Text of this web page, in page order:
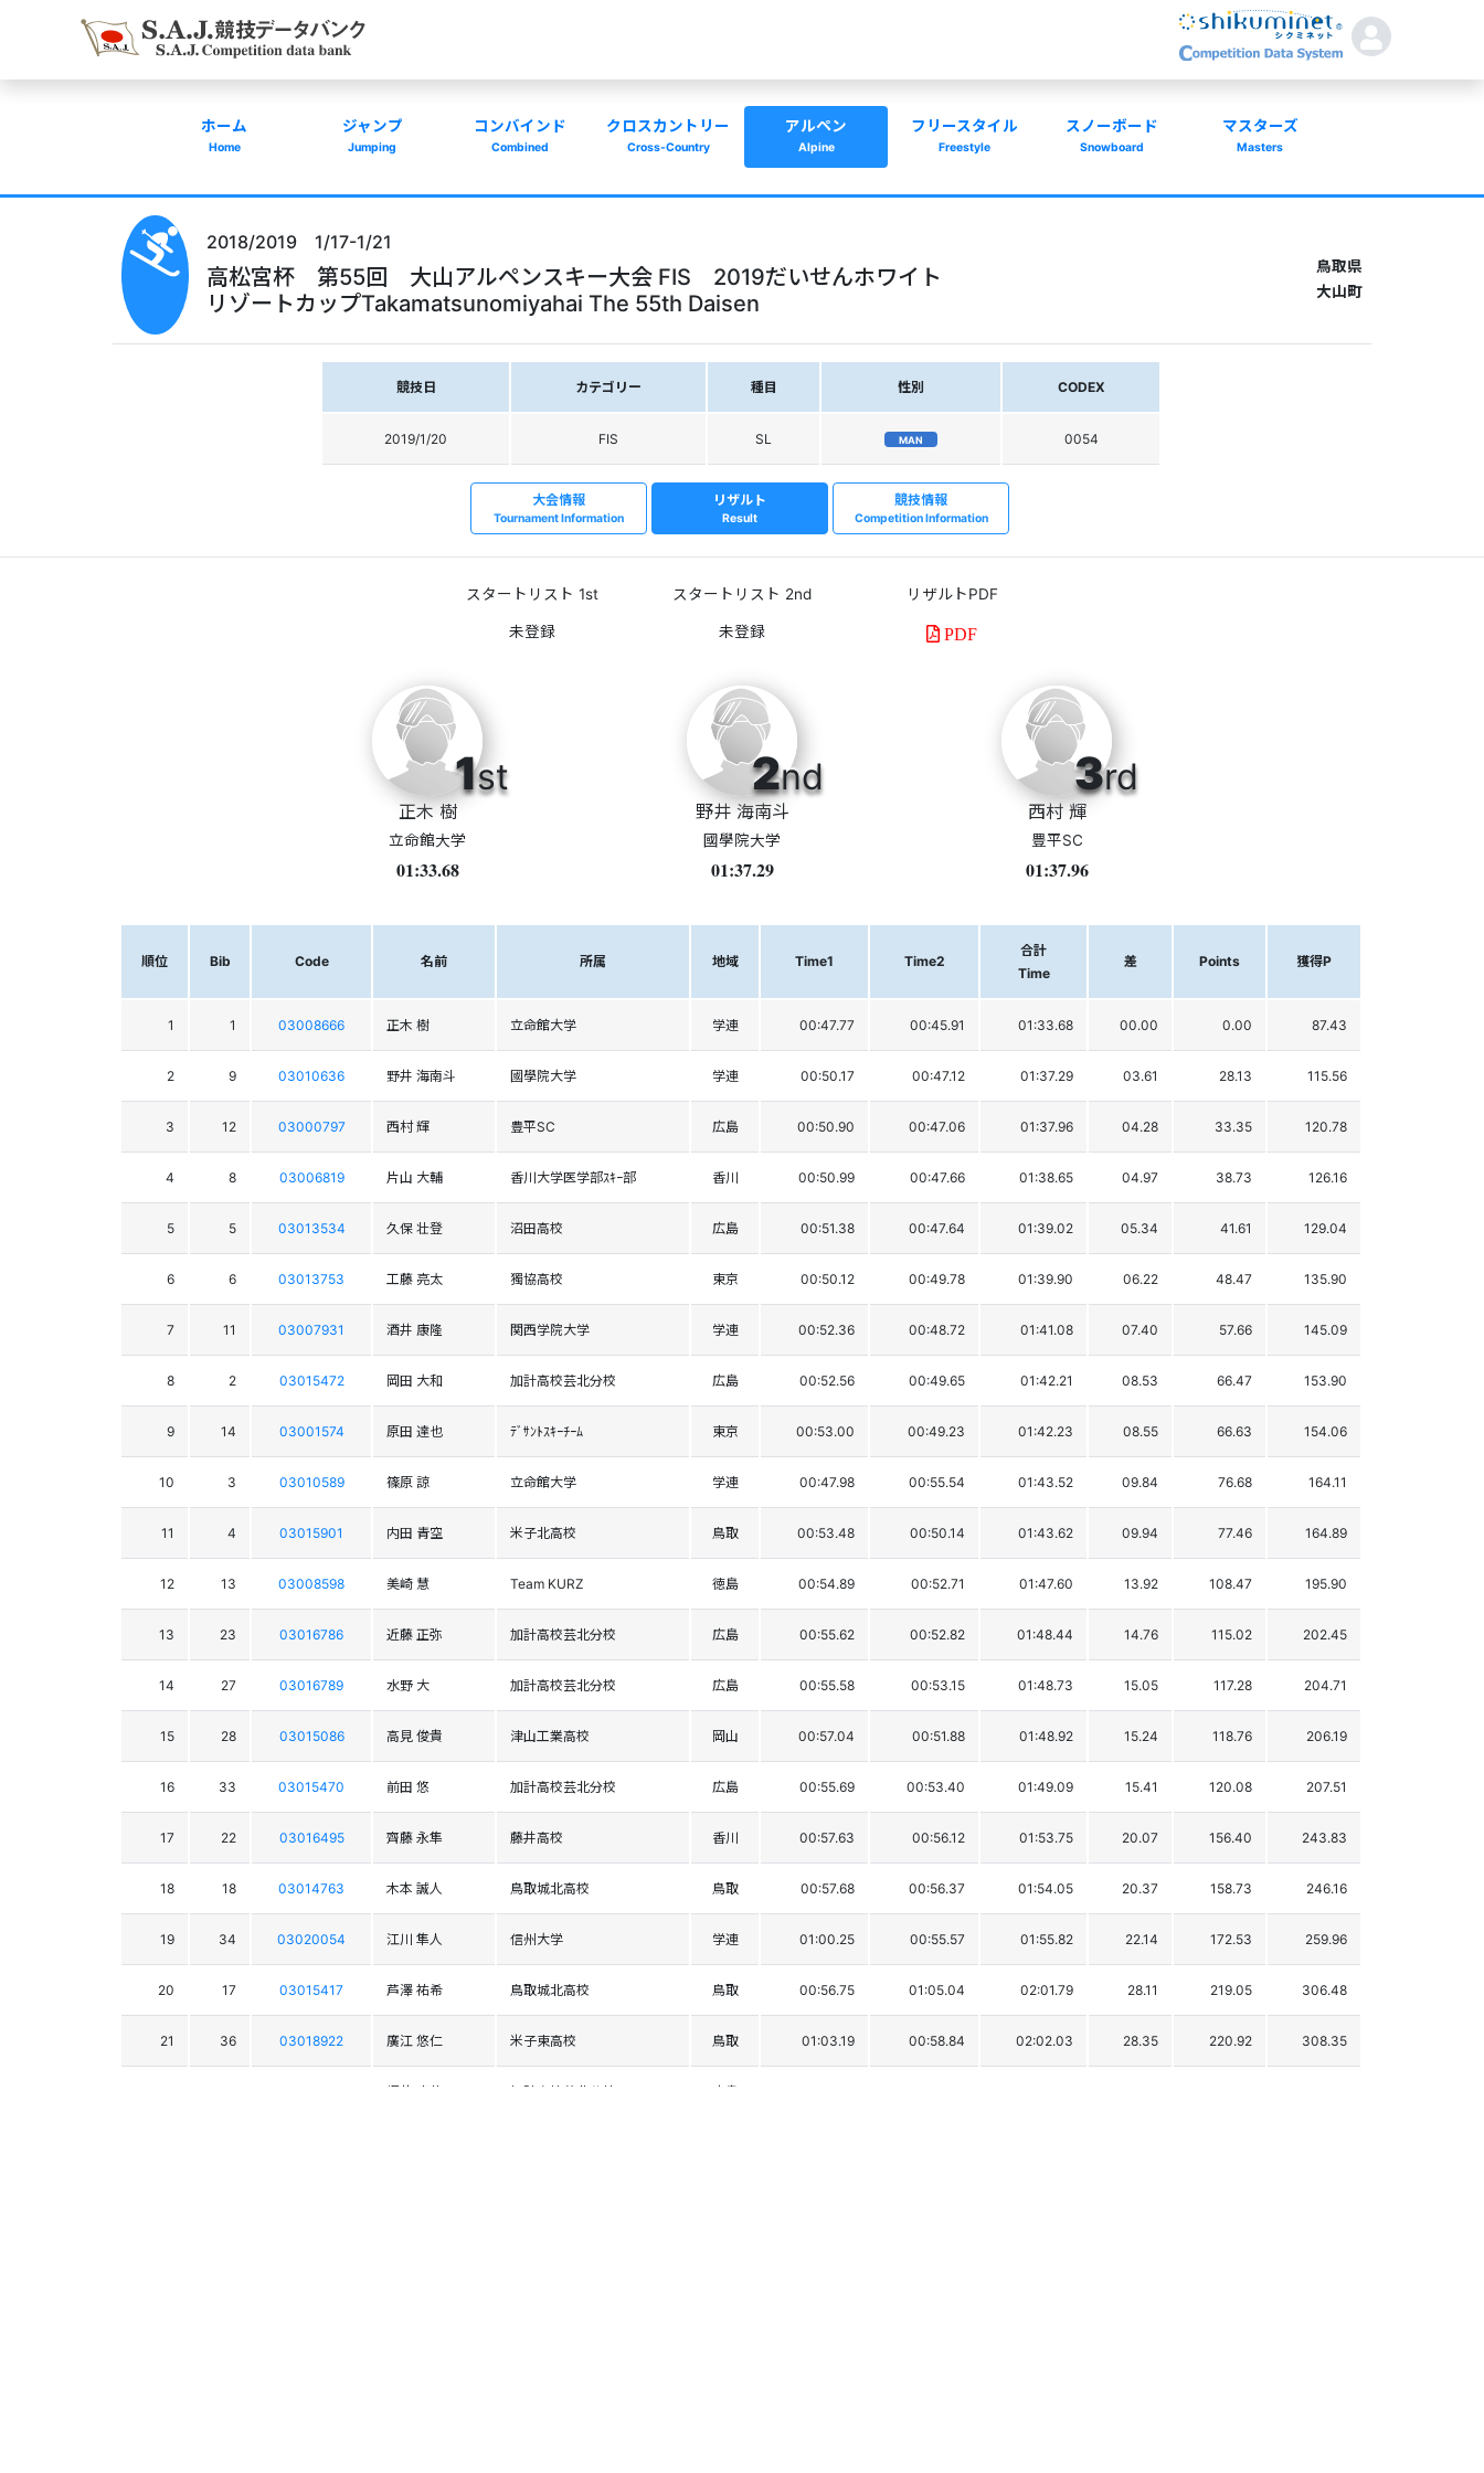
ホーム
Home
ジャンプ
Jumping
コンバインド
Combined
クロスカントリー
Cross-Country
アルペン
Alpine
フリースタイル
Freestyle
スノーボード
Snowboard
マスターズ
Masters
2018/2019 1/17-1/21
高松宮杯 第55回 大山アルペンスキー大会 FIS 2019だいせんホワイト
リゾートカップTakamatsunomiyahai The 55th Daisen
鳥取県
大山町
競技日 カテゴリー 種目 性別 CODEX
2019/1/20 FIS SL MAN 0054
大会情報
Tournament Information
リザルト
Result
競技情報
Competition Information
スタートリスト 1st スタートリスト 2nd リザルトPDF
PDF
1st
正木 樹
立命館大学
01:33.68
2nd
野井 海南斗
國學院大学
01:37.29
3rd
西村 輝
豊平SC
01:37.96
順位 Bib Code 名前 所属 地域 Time1 Time2
合計
Time
差 Points 獲得P
1 1 03008666 正木 樹 立命館大学 学連 00:47.77 00:45.91 01:33.68 00.00 0.00 87.43
2 9 03010636 野井 海南斗 國學院大学 学連 00:50.17 00:47.12 01:37.29 03.61 28.13 115.56
3 12 03000797 西村 輝 豊平SC 広島 00:50.90 00:47.06 01:37.96 04.28 33.35 120.78
4 8 03006819 片山 大輔 香川大学医学部ｽｷｰ部 香川 00:50.99 00:47.66 01:38.65 04.97 38.73 126.16
5 5 03013534 久保 壮登 沼田高校 広島 00:51.38 00:47.64 01:39.02 05.34 41.61 129.04
6 6 03013753 工藤 亮太 獨協高校 東京 00:50.12 00:49.78 01:39.90 06.22 48.47 135.90
7 11 03007931 酒井 康隆 関西学院大学 学連 00:52.36 00:48.72 01:41.08 07.40 57.66 145.09
8 2 03015472 岡田 大和 加計高校芸北分校 広島 00:52.56 00:49.65 01:42.21 08.53 66.47 153.90
9 14 03001574 原田 達也 ﾃﾞｻﾝﾄｽｷｰﾁｰﾑ 東京 00:53.00 00:49.23 01:42.23 08.55 66.63 154.06
10 3 03010589 篠原 諒 立命館大学 学連 00:47.98 00:55.54 01:43.52 09.84 76.68 164.11
11 4 03015901 内田 青空 米子北高校 鳥取 00:53.48 00:50.14 01:43.62 09.94 77.46 164.89
12 13 03008598 美崎 慧 Team KURZ 徳島 00:54.89 00:52.71 01:47.60 13.92 108.47 195.90
13 23 03016786 近藤 正弥 加計高校芸北分校 広島 00:55.62 00:52.82 01:48.44 14.76 115.02 202.45
14 27 03016789 水野 大 加計高校芸北分校 広島 00:55.58 00:53.15 01:48.73 15.05 117.28 204.71
15 28 03015086 高見 俊貴 津山工業高校 岡山 00:57.04 00:51.88 01:48.92 15.24 118.76 206.19
16 33 03015470 前田 悠 加計高校芸北分校 広島 00:55.69 00:53.40 01:49.09 15.41 120.08 207.51
17 22 03016495 齊藤 永隼 藤井高校 香川 00:57.63 00:56.12 01:53.75 20.07 156.40 243.83
18 18 03014763 木本 誠人 鳥取城北高校 鳥取 00:57.68 00:56.37 01:54.05 20.37 158.73 246.16
19 34 03020054 江川 隼人 信州大学 学連 01:00.25 00:55.57 01:55.82 22.14 172.53 259.96
20 17 03015417 芦澤 祐希 鳥取城北高校 鳥取 00:56.75 01:05.04 02:01.79 28.11 219.05 306.48
21 36 03018922 廣江 悠仁 米子東高校 鳥取 01:03.19 00:58.84 02:02.03 28.35 220.92 308.35
堀井 亮佑 加計高校芸北分校 広島